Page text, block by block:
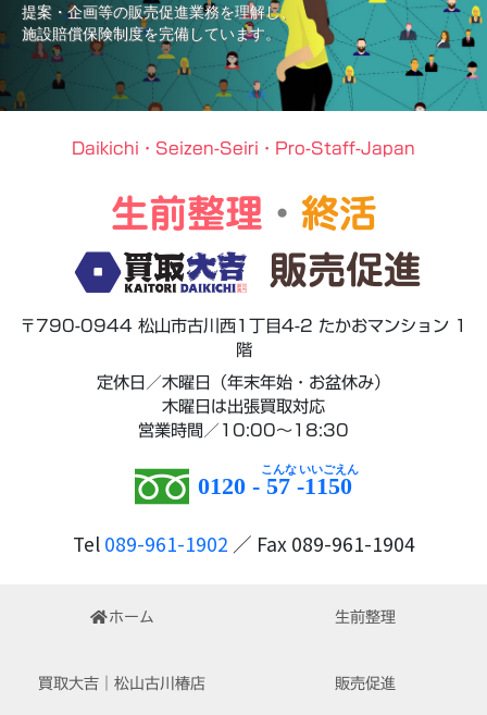
提案・企画等の販売促進業務を理解し、
施設賠償保険制度を完備しています。
Daikichi・Seizen-Seiri・Pro-Staff-Japan
生前整理 ・ 終活
販売促進
〒790-0944 松山市古川西1丁目4-2 たかおマンション 1
階
定休日／木曜日（年末年始・お盆休み）
木曜日は出張買取対応
営業時間／10:00～18:30
0120 - 57 -1150
Tel 089-961-1902 ／ Fax 089-961-1904
ホーム 生前整理
買取大吉｜松山古川椿店 販売促進